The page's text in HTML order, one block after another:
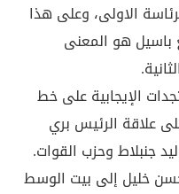
الاولى، وعلى هذا
باسيل هو المعنى
الإيجابية على خط
علاقة الرئيس بري
جنبلاط وحزب القوات.
خليل إلى بيت الوسط